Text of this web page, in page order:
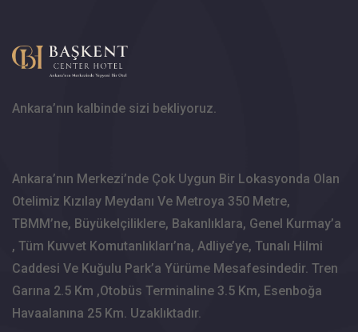
Ankara’nın kalbinde sizi bekliyoruz.
Ankara’nın Merkezi’nde Çok Uygun Bir Lokasyonda Olan
Otelimiz Kızılay Meydanı Ve Metroya 350 Metre,
TBMM’ne, Büyükelçiliklere, Bakanlıklara, Genel Kurmay’a
, Tüm Kuvvet Komutanlıkları’na, Adliye’ye, Tunalı Hilmi
Caddesi Ve Kuğulu Park’a Yürüme Mesafesindedir. Tren
Garına 2.5 Km ,Otobüs Terminaline 3.5 Km, Esenboğa
Havaalanına 25 Km. Uzaklıktadır.